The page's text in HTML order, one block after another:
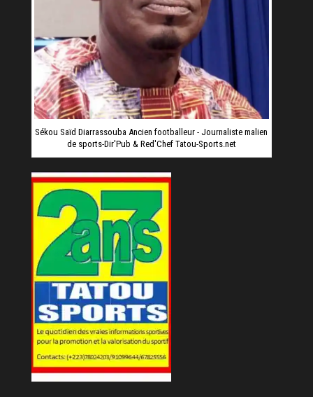
Sékou Saïd Diarrassouba Ancien footballeur - Journaliste malien
de sports-Dir'Pub & Red'Chef Tatou-Sports.net